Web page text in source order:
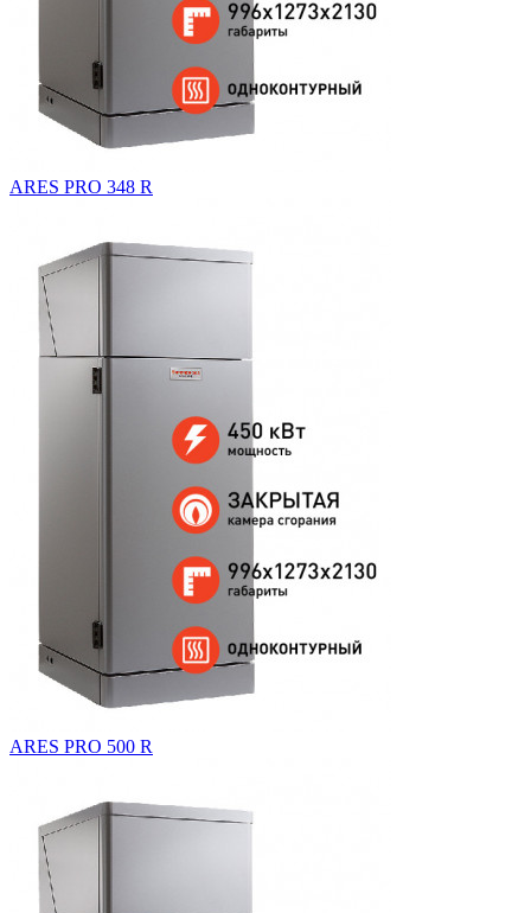
ARES PRO 348 R
ARES PRO 500 R